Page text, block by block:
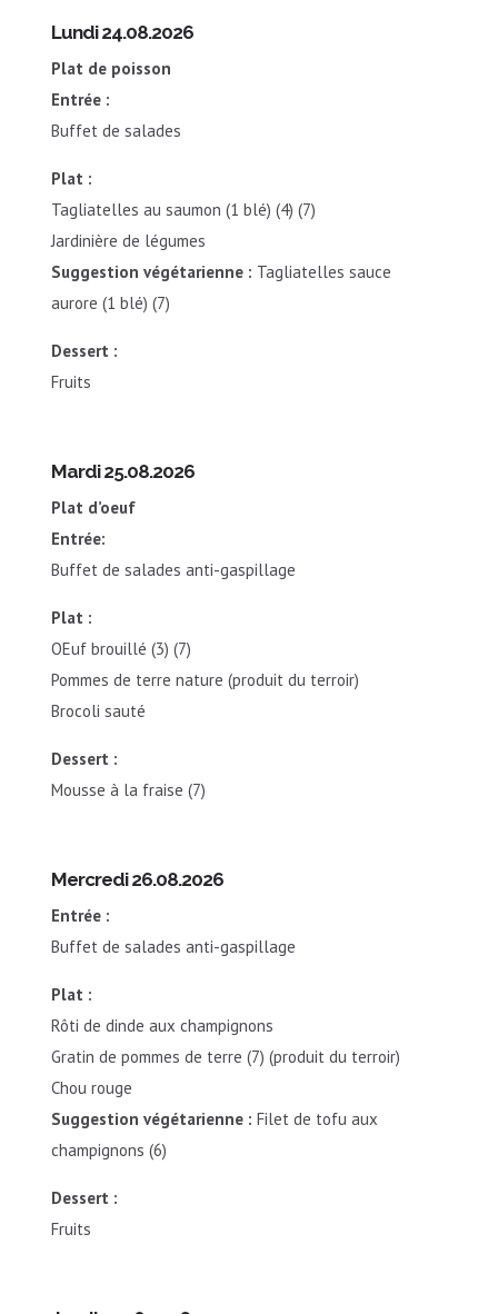
Lundi 24.08.2026
Plat de poisson
Entrée :
Buffet de salades
Plat :
Tagliatelles au saumon (1 blé) (4) (7)
Jardinière de légumes
Suggestion végétarienne : Tagliatelles sauce
aurore (1 blé) (7)
Dessert :
Fruits
Mardi 25.08.2026
Plat d’oeuf
Entrée:
Buffet de salades anti-gaspillage
Plat :
OEuf brouillé (3) (7)
Pommes de terre nature (produit du terroir)
Brocoli sauté
Dessert :
Mousse à la fraise (7)
Mercredi 26.08.2026
Entrée :
Buffet de salades anti-gaspillage
Plat :
Rôti de dinde aux champignons
Gratin de pommes de terre (7) (produit du terroir)
Chou rouge
Suggestion végétarienne : Filet de tofu aux
champignons (6)
Dessert :
Fruits